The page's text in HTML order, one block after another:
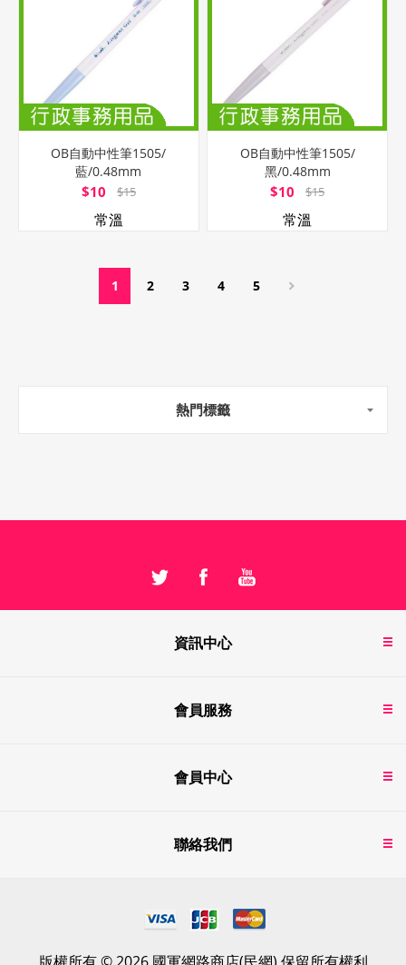
OB自動中性筆1505/
藍/0.48mm
$10 $15
常溫
OB自動中性筆1505/
黑/0.48mm
$10 $15
常溫
1 2 3 4 5
熱門標籤
資訊中心
會員服務
會員中心
聯絡我們